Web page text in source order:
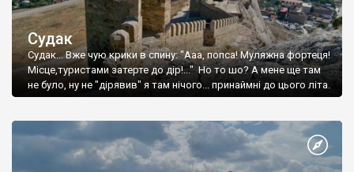
Судак
Судак... Вже чую крики в спину: "Ааа, попса! Муляжна фортеця!
Місце,туристами затерте до дір!..." Но то шо? А мене ще там
не було, ну не "дірявив" я там нічого... принаймні до цього літа.